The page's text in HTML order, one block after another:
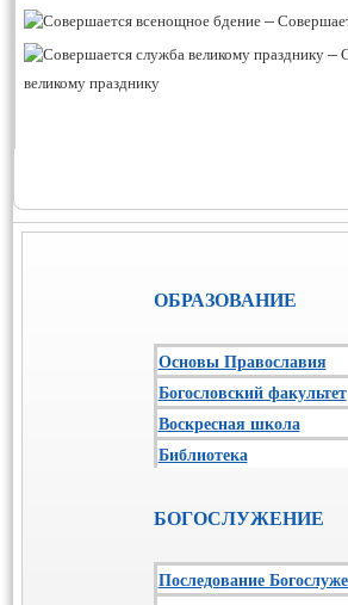
–
–
великому празднику
ОБРАЗОВАНИЕ
Основы Православия
Богословский факультет
Воскресная школа
Библиотека
БОГОСЛУЖЕНИЕ
Последование